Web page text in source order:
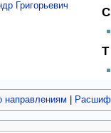
Григорьевич С
Т
направлениям